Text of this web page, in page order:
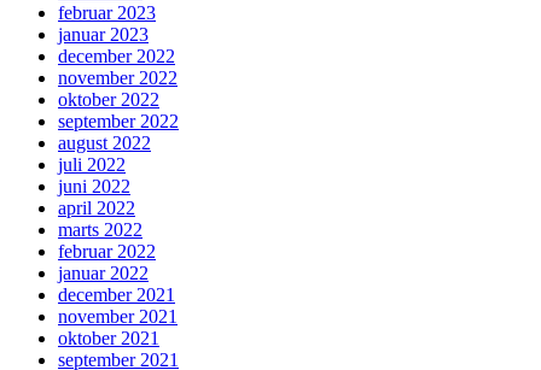
februar 2023
januar 2023
december 2022
november 2022
oktober 2022
september 2022
august 2022
juli 2022
juni 2022
april 2022
marts 2022
februar 2022
januar 2022
december 2021
november 2021
oktober 2021
september 2021